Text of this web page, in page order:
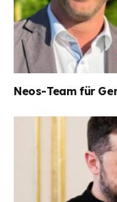
Neos-Team für